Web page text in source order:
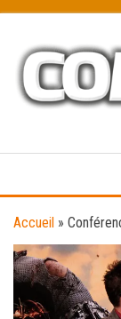
content
Accueil »